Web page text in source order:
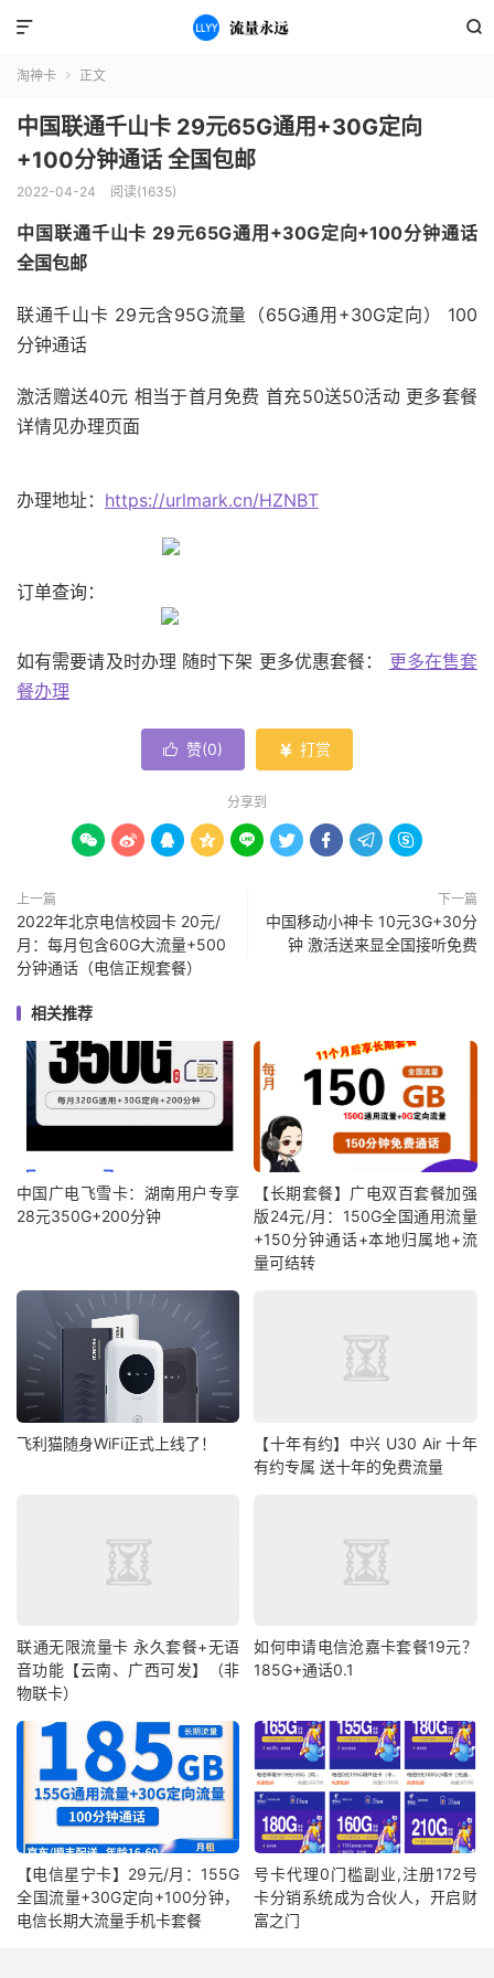


淘神卡  正文
中国联通千山卡 29元65G通用+30G定向
+100分钟通话 全国包邮
2022-04-24 阅读(1635)
中国联通千山卡 29元65G通用+30G定向+100分钟通话
全国包邮
联通千山卡 29元含95G流量（65G通用+30G定向） 100
分钟通话
激活赠送40元 相当于首月免费 首充50送50活动 更多套餐
详情见办理页面
办理地址： https://urlmark.cn/HZNBT
订单查询：
如有需要请及时办理 随时下架 更多优惠套餐： 更多在售套
餐办理
 赞(0)  打赏
分享到
        
上一篇
2022年北京电信校园卡 20元/
月：每月包含60G大流量+500
分钟通话（电信正规套餐）
下一篇
中国移动小神卡 10元3G+30分
钟 激活送来显全国接听免费
相关推荐
中国广电飞雪卡：湖南用户专享
28元350G+200分钟
【长期套餐】广电双百套餐加强
版24元/月：150G全国通用流量
+150分钟通话+本地归属地+流
量可结转
飞利猫随身WiFi正式上线了！
【十年有约】中兴 U30 Air 十年
有约专属 送十年的免费流量
联通无限流量卡 永久套餐+无语
音功能【云南、广西可发】（非
物联卡）
如何申请电信沧嘉卡套餐19元？
185G+通话0.1
【电信星宁卡】29元/月：155G
全国流量+30G定向+100分钟，
电信长期大流量手机卡套餐
号卡代理0门槛副业,注册172号
卡分销系统成为合伙人，开启财
富之门